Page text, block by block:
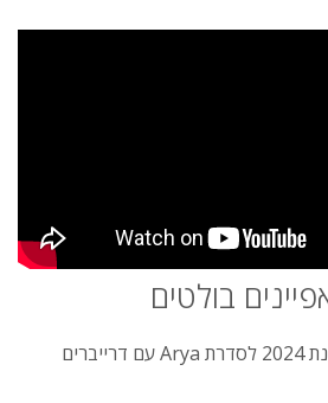
בולטים
מהדורה חדשה לשנת 2024 לסדרת Arya עם דרייברים